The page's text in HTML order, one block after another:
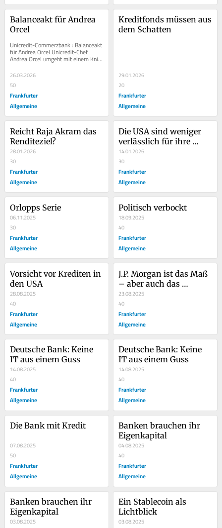
Balanceakt für Andrea
Orcel
Unicredit-Commerzbank : Balanceakt
für Andrea Orcel Unicredit-Chef
Andrea Orcel umgeht mit einem Kniff
regulatorische Hürden. Doch die...
26.03.2026
50
Frankfurter
Allgemeine
Kreditfonds müssen aus
dem Schatten
29.01.2026
20
Frankfurter
Allgemeine
Reicht Raja Akram das
Renditeziel?
28.01.2026
30
Frankfurter
Allgemeine
Die USA sind weniger
verlässlich für ihre
Banken
14.01.2026
30
Frankfurter
Allgemeine
Orlopps Serie
06.11.2025
30
Frankfurter
Allgemeine
Politisch verbockt
18.09.2025
40
Frankfurter
Allgemeine
Vorsicht vor Krediten in
den USA
28.08.2025
40
Frankfurter
Allgemeine
J.P. Morgan ist das Maß
– aber auch das
richtige?
23.08.2025
40
Frankfurter
Allgemeine
Deutsche Bank: Keine
IT aus einem Guss
14.08.2025
40
Frankfurter
Allgemeine
Deutsche Bank: Keine
IT aus einem Guss
14.08.2025
40
Frankfurter
Allgemeine
Die Bank mit Kredit
07.08.2025
50
Frankfurter
Allgemeine
Banken brauchen ihr
Eigenkapital
04.08.2025
40
Frankfurter
Allgemeine
Banken brauchen ihr
Eigenkapital
03.08.2025
Ein Stablecoin als
Lichtblick
03.08.2025